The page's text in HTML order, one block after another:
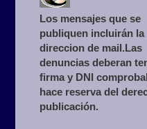
Los mensajes que se
publiquen incluirán la
direccion de mail.Las
denuncias deberan
firma y DNI
hace reserva del
publicación.